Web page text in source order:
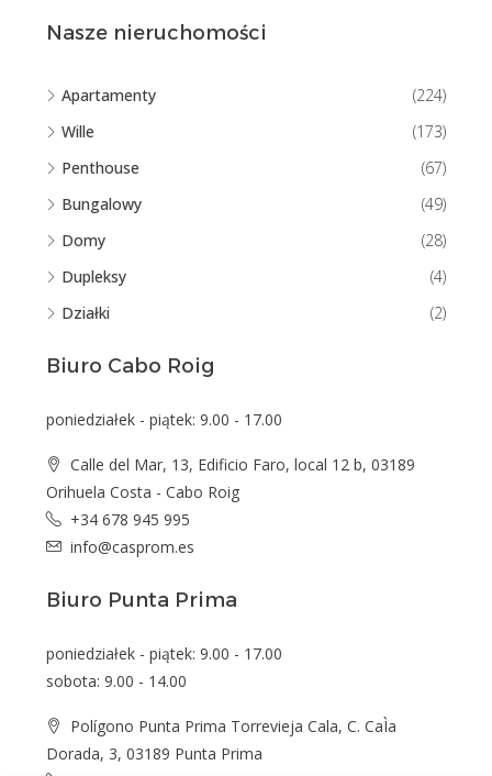
Nasze nieruchomości
Apartamenty
(224)
Wille
(173)
Penthouse
(67)
Bungalowy
(49)
Domy
(28)
Dupleksy
(4)
Działki
(2)
Biuro Cabo Roig
poniedziałek - piątek: 9.00 - 17.00
Calle del Mar, 13, Edificio Faro, local 12 b, 03189
Orihuela Costa - Cabo Roig
+34 678 945 995
info@casprom.es
Biuro Punta Prima
poniedziałek - piątek: 9.00 - 17.00
sobota: 9.00 - 14.00
Polígono Punta Prima Torrevieja Cala, C. CaÌa
Dorada, 3, 03189 Punta Prima